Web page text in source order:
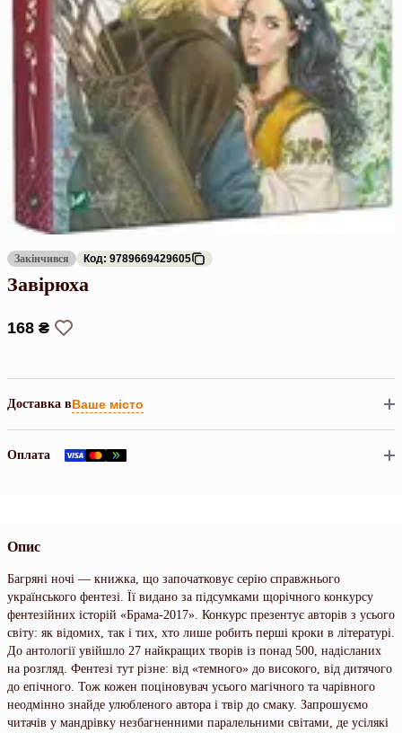
Закінчився Код: 9789669429605
Завірюха
168 ₴
Доставка вВаше місто
Оплата
Опис
Багряні ночі — книжка, що започатковує серію справжнього
українського фентезі. Її видано за підсумками щорічного конкурсу
фентезійних історій «Брама-2017». Конкурс презентує авторів з усього
світу: як відомих, так і тих, хто лише робить перші кроки в літературі.
До антології увійшло 27 найкращих творів із понад 500, надісланих
на розгляд. Фентезі тут різне: від «темного» до високого, від дитячого
до епічного. Тож кожен поціновувач усього магічного та чарівного
неодмінно знайде улюбленого автора і твір до смаку. Запрошуємо
читачів у мандрівку незбагненними паралельними світами, де усілякі